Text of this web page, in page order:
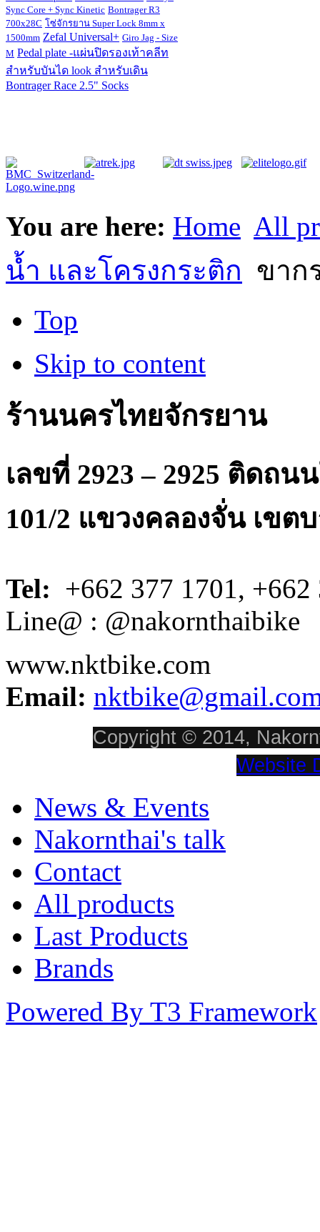
Sync Core + Sync Kinetic Bontrager R3
700x28C โซ่จักรยาน Super Lock 8mm x
1500mm Zefal Universal+ Giro Jag - Size
M Pedal plate -แผ่นปิดรองเท้าคลีท
สำหรับบันได look สำหรับเดิน
Bontrager Race 2.5" Socks
You are here: Home All
น้ำ และโครงกระติก ขาก
Top
Skip to content
ร้านนครไทยจักรยาน
เลขที่ 2923 – 2925 ติดถ
101/2 แขวงคลองจั่น เขต
Tel: +662 377 1701,
Line@ : @nakornthaibike
www.nktbike.com
Email:
Copyright © 2014,
Website
News & Events
Nakornthai's talk
Contact
All products
Last Products
Brands
Powered By T3 Framework